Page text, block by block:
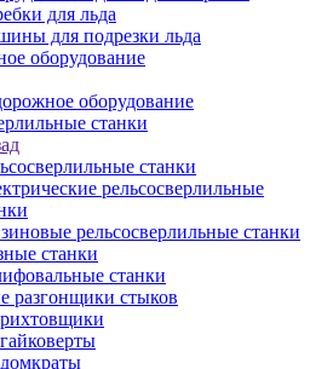
для льда
для подрезки льда
оборудование
оборудование
станки
станки
рельсосверлильные
рельсосверлильные станки
станки
станки
разгонщики стыков